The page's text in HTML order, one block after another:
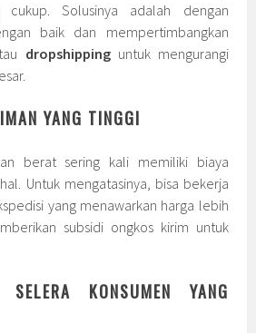
cukup. Solusinya adalah dengan
baik dan mempertimbangkan
dropshippinguntuk mengurangi
YANG TINGGI
berat sering kali memiliki biaya
Untuk mengatasinya, bisa bekerja
yang menawarkan harga lebih
subsidi ongkos kirim untuk
KONSUMEN YANG